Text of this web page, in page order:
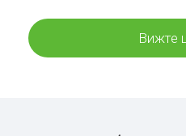
Вижте